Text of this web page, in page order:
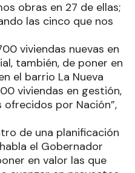
obras en 27 de ellas;
las cinco que nos
viviendas nuevas en
también, de poner en
el barrio La Nueva
viviendas en gestión,
por Nación”,
de una planificación
el Gobernador
en valor las que